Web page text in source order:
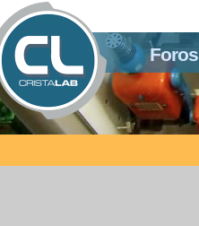
Foros